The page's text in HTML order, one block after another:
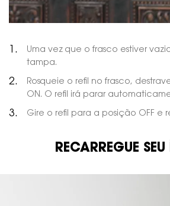
Uma vez que o frasco estiver
tampa.
Rosqueie o refil no frasco,
ON. O refil irá parar
Gire o refil para a posição OFF e
PDP Hero Banner refilRECARREGUE